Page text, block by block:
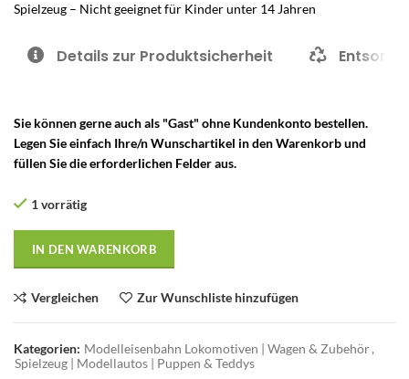
Spielzeug – Nicht geeignet für Kinder unter 14 Jahren
Details zur Produktsicherheit
Sie können gerne auch als "Gast" ohne Kundenkonto bestellen.
Legen Sie einfach Ihre/n Wunschartikel in den Warenkorb und
füllen Sie die erforderlichen Felder aus.
1 vorrätig
IN DEN WARENKORB
Vergleichen Zur Wunschliste hinzufügen
Kategorien: Modelleisenbahn Lokomotiven | Wagen & Zubehör,
Spielzeug | Modellautos | Puppen & Teddys